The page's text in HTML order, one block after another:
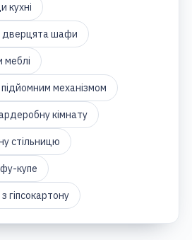
кухні
дверцята шафи
меблі
підйомним механізмом
кімнату
стільницю
купе
гіпсокартону